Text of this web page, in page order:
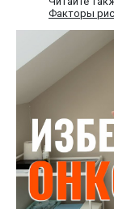
Факторы